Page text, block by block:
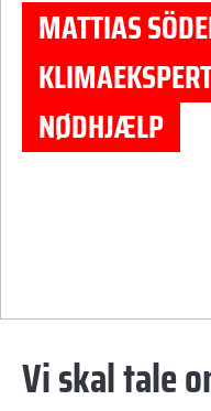
Söderberg
taler
MATTIAS
NØDHJÆLP
Vi skal tale